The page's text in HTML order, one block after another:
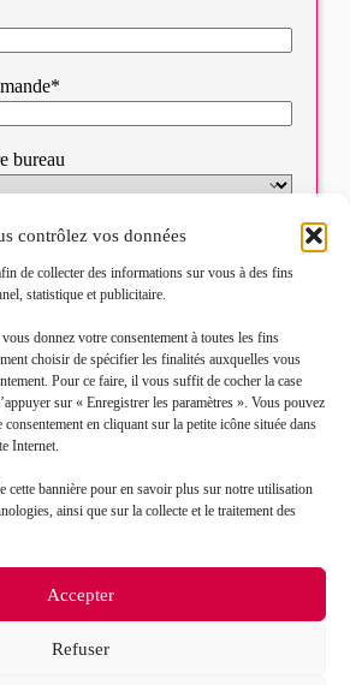
contrôlez vos données
de collecter des informations sur vous à des fins
statistique et publicitaire.
donnez votre consentement à toutes les fins
choisir de spécifier les finalités auxquelles vous
Pour ce faire, il vous suffit de cocher la case
sur « Enregistrer les paramètres ». Vous pouvez
en cliquant sur la petite icône située dans
Internet.
cette bannière pour en savoir plus sur notre utilisation
ainsi que sur la collecte et le traitement des
Accepter
Refuser
bureau
données soient traitées en accord
de confidentialité du site*